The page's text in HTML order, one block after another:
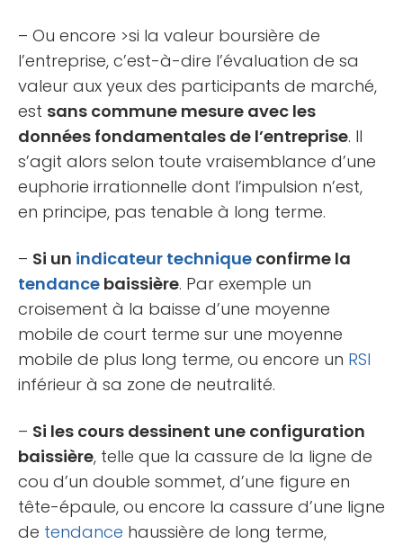
– Ou encore >si la valeur boursière de
l’entreprise, c’est-à-dire l’évaluation de sa
valeur aux yeux des participants de marché,
est sans commune mesure avec les
données fondamentales de l’entreprise. Il
s’agit alors selon toute vraisemblance d’une
euphorie irrationnelle dont l’impulsion n’est,
en principe, pas tenable à long terme.
– Si un indicateur technique confirme la
tendance baissière. Par exemple un
croisement à la baisse d’une moyenne
mobile de court terme sur une moyenne
mobile de plus long terme, ou encore un RSI
inférieur à sa zone de neutralité.
– Si les cours dessinent une configuration
baissière, telle que la cassure de la ligne de
cou d’un double sommet, d’une figure en
tête-épaule, ou encore la cassure d’une ligne
de tendance haussière de long terme,